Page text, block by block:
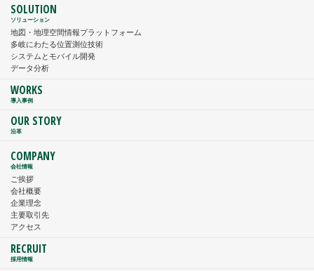
SOLUTION
ソリューション
地図・地理空間情報プラットフォーム
多岐にわたる位置測位技術
システムとモバイル開発
データ分析
WORKS
導入事例
OUR STORY
沿革
COMPANY
会社情報
ご挨拶
会社概要
企業理念
主要取引先
アクセス
RECRUIT
採用情報